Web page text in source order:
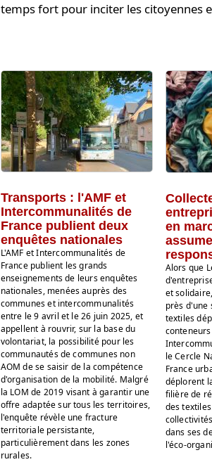
temps fort pour inciter les citoyennes
Transports : l'AMF et
Intercommunalités de
France publient deux
enquêtes nationales
L'AMF et Intercommunalités de
France publient les grands
enseignements de leurs enquêtes
nationales, menées auprès des
communes et intercommunalités
entre le 9 avril et le 26 juin 2025, et
appellent à rouvrir, sur la base du
volontariat, la possibilité pour les
communautés de communes non
AOM de se saisir de la compétence
d'organisation de la mobilité. Malgré
la LOM de 2019 visant à garantir une
offre adaptée sur tous les territoires,
l'enquête révèle une fracture
territoriale persistante,
particulièrement dans les zones
rurales.
en
Alors que
et
près d'une
textiles
le Cercle
France
déplorent
filière de
des
dans ses
l'éco-